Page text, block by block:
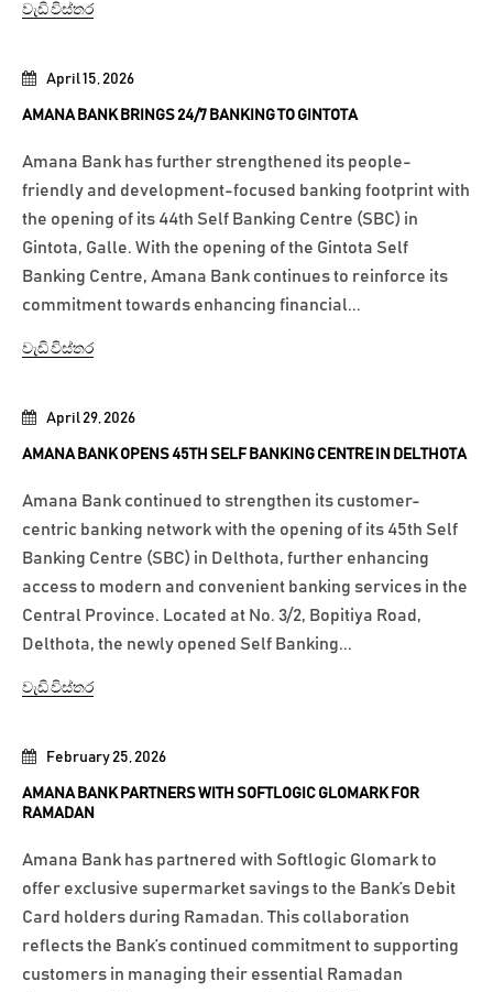
February 25, 2026
AMANA BANK PARTNERS WITH SOFTLOGIC GLOMARK FOR
RAMADAN
Amana Bank has partnered with Softlogic Glomark to
offer exclusive supermarket savings to the Bank’s Debit
Card holders during Ramadan. This collaboration
reflects the Bank’s continued commitment to supporting
customers in managing their essential Ramadan
April 29, 2026
AMANA BANK OPENS 45TH SELF BANKING CENTRE IN DELTHOTA
Amana Bank continued to strengthen its customer-
centric banking network with the opening of its 45th Self
Banking Centre (SBC) in Delthota, further enhancing
access to modern and convenient banking services in the
Central Province. Located at No. 3/2, Bopitiya Road,
Delthota, the newly opened Self Banking...
වැඩි විස්තර
April 15, 2026
AMANA BANK BRINGS 24/7 BANKING TO GINTOTA
Amana Bank has further strengthened its people-
friendly and development-focused banking footprint with
the opening of its 44th Self Banking Centre (SBC) in
Gintota, Galle. With the opening of the Gintota Self
Banking Centre, Amana Bank continues to reinforce its
commitment towards enhancing financial...
වැඩි විස්තර
වැඩි විස්තර